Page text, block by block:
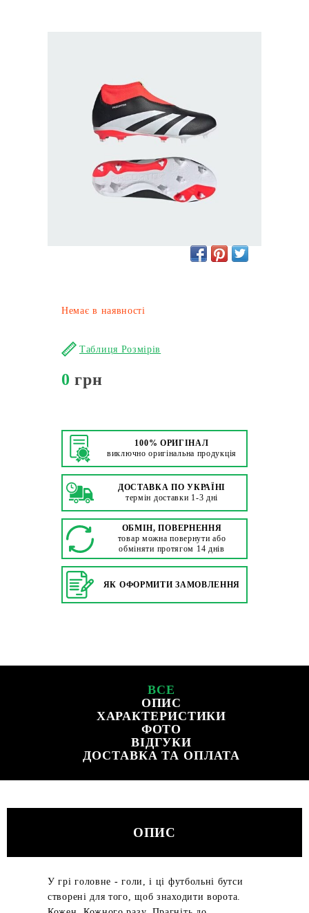
Немає в наявності
Таблиця Розмірів
0 грн
100% ОРИГІНАЛ
виключно оригінальна продукція
ДОСТАВКА ПО УКРАЇНІ
термін доставки 1-3 дні
ОБМІН, ПОВЕРНЕННЯ
товар можна повернути або
обміняти протягом 14 днів
ЯК ОФОРМИТИ ЗАМОВЛЕННЯ
ВСЕ
ОПИС
ХАРАКТЕРИСТИКИ
ФОТО
ВІДГУКИ
ДОСТАВКА ТА ОПЛАТА
ОПИС
У грі головне - голи, і ці футбольні бутси
створені для того, щоб знаходити ворота.